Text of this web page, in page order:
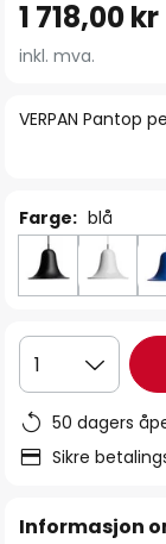
begynnelsen
bildegalleri
VERPAN Pantop
1 718,00 kr
inkl. mva.
Farge: blå
1
50 dagers
Sikre
Informasjon